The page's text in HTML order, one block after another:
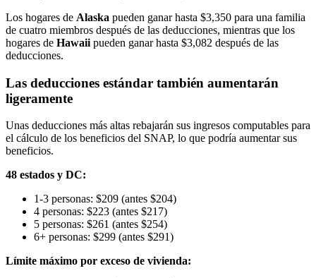
Los hogares de Alaska pueden ganar hasta $3,350 para una familia
de cuatro miembros después de las deducciones, mientras que los
hogares de Hawaii pueden ganar hasta $3,082 después de las
deducciones.
Las deducciones estándar también aumentarán
ligeramente
Unas deducciones más altas rebajarán sus ingresos computables para
el cálculo de los beneficios del SNAP, lo que podría aumentar sus
beneficios.
48 estados y DC:
1-3 personas: $209 (antes $204)
4 personas: $223 (antes $217)
5 personas: $261 (antes $254)
6+ personas: $299 (antes $291)
Límite máximo por exceso de vivienda: